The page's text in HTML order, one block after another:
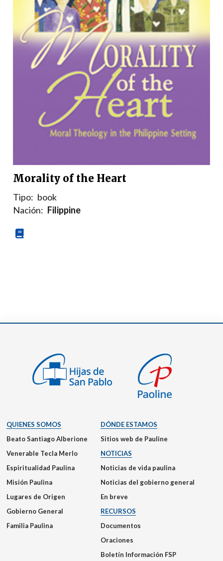
Morality of the Heart
Tipo: book
Nación: Filippine
QUIENES SOMOS
Beato Santiago Alberione
Venerable Tecla Merlo
Espiritualidad Paulina
Misión Paulina
Lugares de Origen
Gobierno General
Familia Paulina
DÓNDE ESTAMOS
Sitios web de Pauline
NOTICIAS
Noticias de vida paulina
Noticias del gobierno general
En breve
RECURSOS
Documentos
Oraciones
Boletín Información FSP